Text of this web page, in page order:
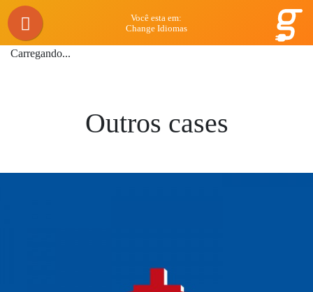
Você esta em:
Change Idiomas
Carregando...
Outros cases